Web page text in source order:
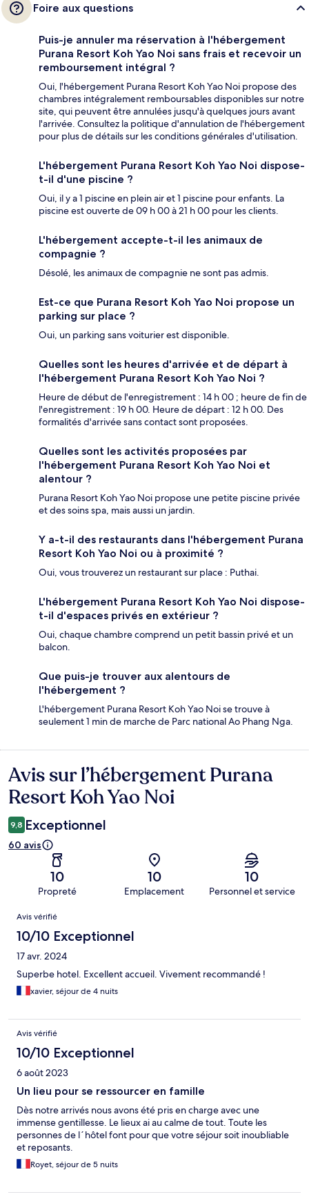
Foire aux questions
Puis-je annuler ma réservation à l'hébergement
Purana Resort Koh Yao Noi sans frais et recevoir un
remboursement intégral ?
Oui, l'hébergement Purana Resort Koh Yao Noi propose des
chambres intégralement remboursables disponibles sur notre
site, qui peuvent être annulées jusqu'à quelques jours avant
l'arrivée. Consultez la politique d'annulation de l'hébergement
pour plus de détails sur les conditions générales d'utilisation.
L'hébergement Purana Resort Koh Yao Noi dispose-
t-il d'une piscine ?
Oui, il y a 1 piscine en plein air et 1 piscine pour enfants. La
piscine est ouverte de 09 h 00 à 21 h 00 pour les clients.
L'hébergement accepte-t-il les animaux de
compagnie ?
Désolé, les animaux de compagnie ne sont pas admis.
Est-ce que Purana Resort Koh Yao Noi propose un
parking sur place ?
Oui, un parking sans voiturier est disponible.
Quelles sont les heures d'arrivée et de départ à
l'hébergement Purana Resort Koh Yao Noi ?
Heure de début de l'enregistrement : 14 h 00 ; heure de fin de
l'enregistrement : 19 h 00. Heure de départ : 12 h 00. Des
formalités d'arrivée sans contact sont proposées.
Quelles sont les activités proposées par
l'hébergement Purana Resort Koh Yao Noi et
alentour ?
Purana Resort Koh Yao Noi propose une petite piscine privée
et des soins spa, mais aussi un jardin.
Y a-t-il des restaurants dans l'hébergement Purana
Resort Koh Yao Noi ou à proximité ?
Oui, vous trouverez un restaurant sur place : Puthai.
L'hébergement Purana Resort Koh Yao Noi dispose-
t-il d'espaces privés en extérieur ?
Oui, chaque chambre comprend un petit bassin privé et un
balcon.
Que puis-je trouver aux alentours de
l'hébergement ?
L'hébergement Purana Resort Koh Yao Noi se trouve à
seulement 1 min de marche de Parc national Ao Phang Nga.
Avis
Avis sur l’hébergement Purana
Resort Koh Yao Noi
9,8 Exceptionnel
60 avis
10
Propreté
10
Emplacement
10
Personnel et service
Avis
Avis vérifié
10/10 Exceptionnel
17 avr. 2024
Superbe hotel. Excellent accueil. Vivement recommandé !
xavier, séjour de 4 nuits
Avis vérifié
10/10 Exceptionnel
6 août 2023
Un lieu pour se ressourcer en famille
Dès notre arrivés nous avons été pris en charge avec une
immense gentillesse. Le lieux ai au calme de tout. Toute les
personnes de l´hôtel font pour que votre séjour soit inoubliable
et reposants.
Royet, séjour de 5 nuits